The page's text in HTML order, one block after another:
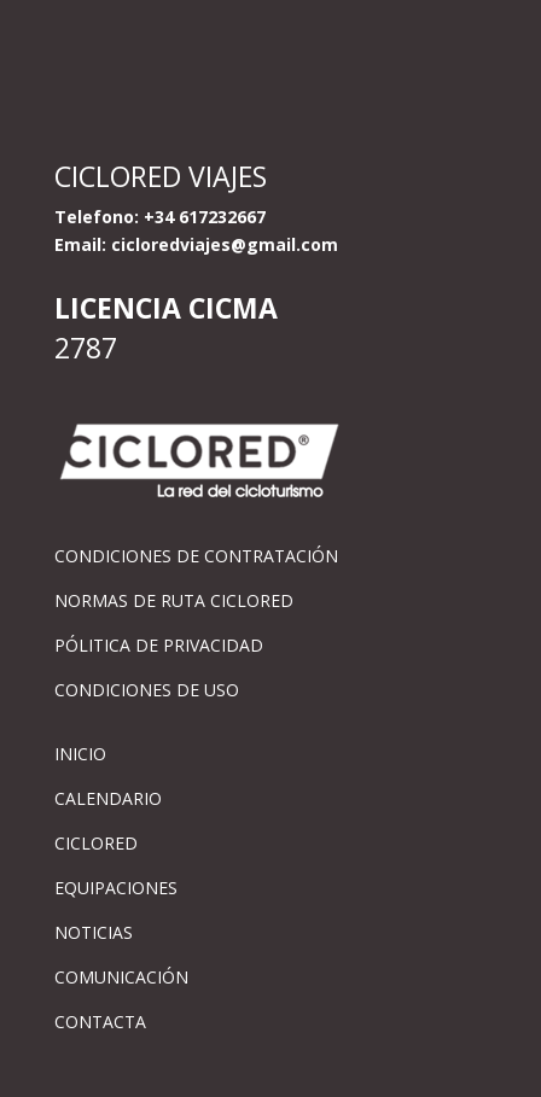
CICLORED VIAJES
Telefono: +34 617232667
Email: cicloredviajes@gmail.com
LICENCIA CICMA
2787
CONDICIONES DE CONTRATACIÓN
NORMAS DE RUTA CICLORED
PÓLITICA DE PRIVACIDAD
CONDICIONES DE USO
INICIO
CALENDARIO
CICLORED
EQUIPACIONES
NOTICIAS
COMUNICACIÓN
CONTACTA